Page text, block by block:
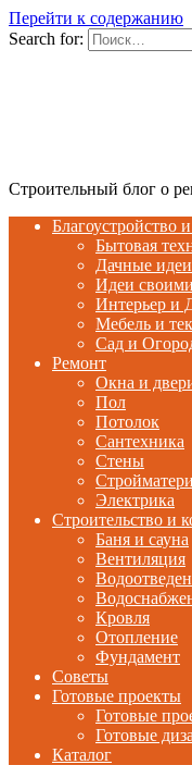
Перейти к содержанию
Search for:
Строительный блог о
Благоустройство
Бытовая
Дачные
Идеи
Интерьер и
Мебель и
Сад и
Ремонт
Окна и
Пол
Потолок
Сантехника
Стены
Электрика
Строительство и
Баня и сауна
Вентиляция
Кровля
Отопление
Фундамент
Советы
Готовые проекты
Готовые
Готовые
Каталог